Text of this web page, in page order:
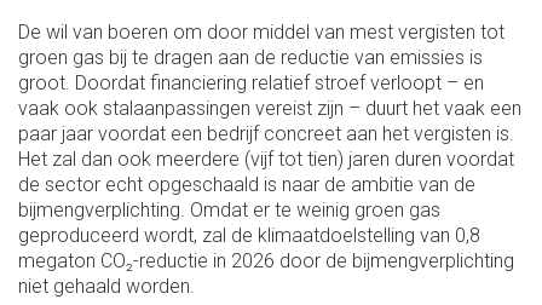
De wil van boeren om door middel van mest vergisten tot
groen gas bij te dragen aan de reductie van emissies is
groot. Doordat financiering relatief stroef verloopt – en
vaak ook stalaanpassingen vereist zijn – duurt het vaak een
paar jaar voordat een bedrijf concreet aan het vergisten is.
Het zal dan ook meerdere (vijf tot tien) jaren duren voordat
de sector echt opgeschaald is naar de ambitie van de
bijmengverplichting. Omdat er te weinig groen gas
geproduceerd wordt, zal de klimaatdoelstelling van 0,8
megaton CO₂-reductie in 2026 door de bijmengverplichting
niet gehaald worden.